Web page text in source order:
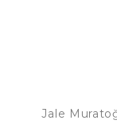
Jale